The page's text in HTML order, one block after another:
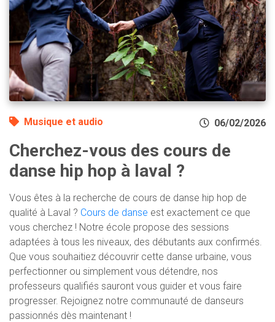
Musique et audio 06/02/2026
Cherchez-vous des cours de
danse hip hop à laval ?
Vous êtes à la recherche de cours de danse hip hop de
qualité à Laval ? Cours de danse est exactement ce que
vous cherchez ! Notre école propose des sessions
adaptées à tous les niveaux, des débutants aux confirmés.
Que vous souhaitiez découvrir cette danse urbaine, vous
perfectionner ou simplement vous détendre, nos
professeurs qualifiés sauront vous guider et vous faire
progresser. Rejoignez notre communauté de danseurs
passionnés dès maintenant !